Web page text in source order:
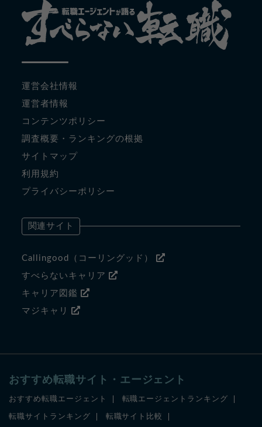
運営会社情報
運営者情報
コンテンツポリシー
調査概要・ランキングの根拠
サイトマップ
利用規約
プライバシーポリシー
関連サイト
Callingood（コーリングッド）
すべらないキャリア
キャリア図鑑
マジキャリ
おすすめ転職サイト・エージェント
おすすめ転職エージェント 転職エージェントランキング
転職サイトランキング 転職サイト比較